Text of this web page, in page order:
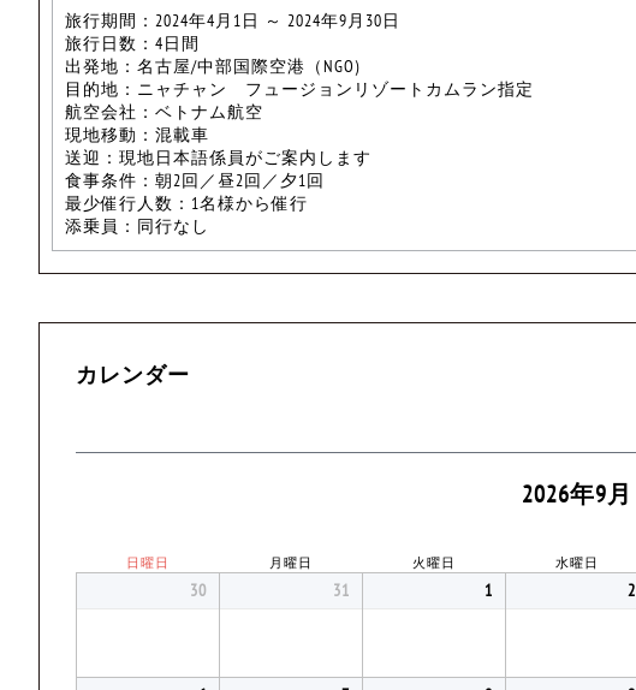
旅行期間：2024年4月1日 ～ 2024年9月30日
旅行日数：4日間
出発地：名古屋/中部国際空港（NGO)
目的地：ニャチャン フュージョンリゾートカムラン指定
航空会社：ベトナム航空
現地移動：混載車
送迎：現地日本語係員がご案内します
食事条件：朝2回／昼2回／夕1回
最少催行人数：1名様から催行
添乗員：同行なし
カレンダー
2026年9月
日曜日 月曜日 火曜日 水曜日
30 31 1 2